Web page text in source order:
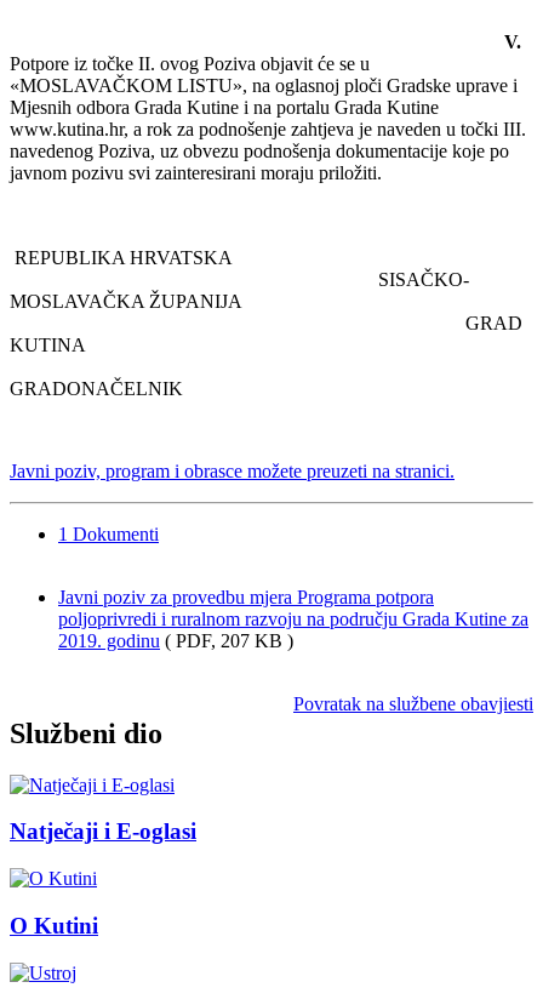
V.
Potpore iz točke II. ovog Poziva objavit će se u
«MOSLAVAČKOM LISTU», na oglasnoj ploči Gradske uprave i
Mjesnih odbora Grada Kutine i na portalu Grada Kutine
www.kutina.hr, a rok za podnošenje zahtjeva je naveden u točki III.
navedenog Poziva, uz obvezu podnošenja dokumentacije koje po
javnom pozivu svi zainteresirani moraju priložiti.
REPUBLIKA HRVATSKA
SISAČKO-
MOSLAVAČKA ŽUPANIJA
GRAD
KUTINA
GRADONAČELNIK
Javni poziv, program i obrasce možete preuzeti na stranici.
1 Dokumenti
Javni poziv za provedbu mjera Programa potpora
poljoprivredi i ruralnom razvoju na području Grada Kutine za
2019. godinu ( PDF, 207 KB )
Povratak na službene obavjiesti
Službeni dio
Natječaji i E-oglasi
O Kutini